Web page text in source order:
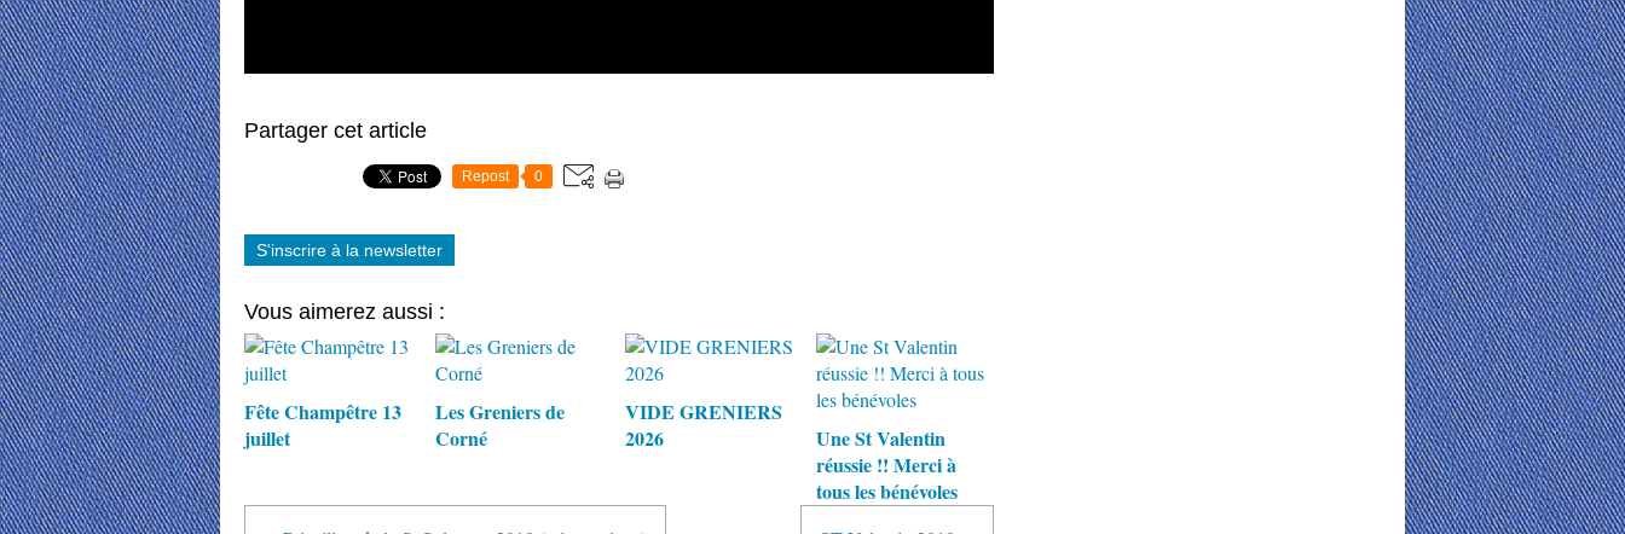
Partager cet article
Repost 0
S'inscrire à la newsletter
Vous aimerez aussi :
Fête Champêtre 13
juillet
Les Greniers de
Corné
VIDE GRENIERS
2026
Une St Valentin
réussie !! Merci à
tous les bénévoles